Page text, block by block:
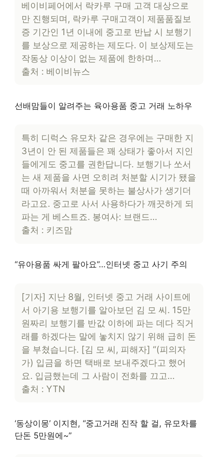
베이비페어에서 락카루 구매 고객 대상으로
만 진행되며, 락카루 구매고객이 제품품질보
증 기간인 1년 이내에 중고로 반납 시 보행기
를 보상으로 제공하는 제도다. 이 보상제도는
작동상 이상이 없는 제품에 한하며…
출처 : 베이비뉴스
선배맘들이 알려주는 육아용품 중고 거래 노하우
특히 디럭스 유모차 같은 경우에는 구매한 지
3년이 안 된 제품들은 꽤 상태가 좋아서 지인
들에게도 중고를 권한답니다. 보행기나 쏘서
는 새 제품을 사면 오히려 처분할 시기가 됐을
때 아까워서 처분을 못하는 불상사가 생기더
라고요. 중고로 사서 사용하다가 깨끗하게 되
파는 게 베스트죠. 봉여사: 브랜드…
출처 : 키즈맘
“유아용품 싸게 팔아요”…인터넷 중고 사기 주의
[기자] 지난 8월, 인터넷 중고 거래 사이트에
서 아기용 보행기를 알아보던 김 모 씨. 15만
원짜리 보행기를 반값 이하에 파는 데다 직거
래를 하겠다는 말에 놓치지 않기 위해 급히 돈
을 부쳤습니다. [김 모 씨, 피해자] “(피의자
가) 입금을 하면 택배로 보내주겠다고 했어
요. 입금했는데 그 사람이 전화를 끄고…
출처 : YTN
‘동상이몽’ 이지현, “중고거래 진작 할 걸, 유모차를
단돈 5만원에~”